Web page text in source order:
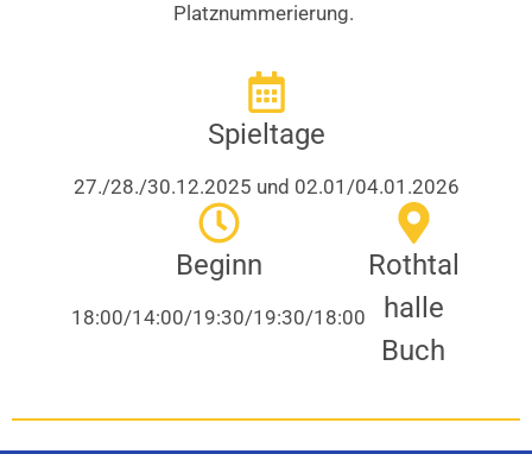
Platznummerierung.
Spieltage
27./28./30.12.2025 und 02.01/04.01.2026
Beginn
18:00/14:00/19:30/19:30/18:00
Rothtal
halle
Buch